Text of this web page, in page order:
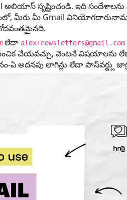
అలియాస్ సృష్టించండి. ఇది
మీరు మీ Gmail
లేదా alex+newsletters@gmail.com
చేయవచ్చు, వెంటనే విషయాలను
అదనపు లాగిన్లు లేదా పాస్‌వర్డ్లు